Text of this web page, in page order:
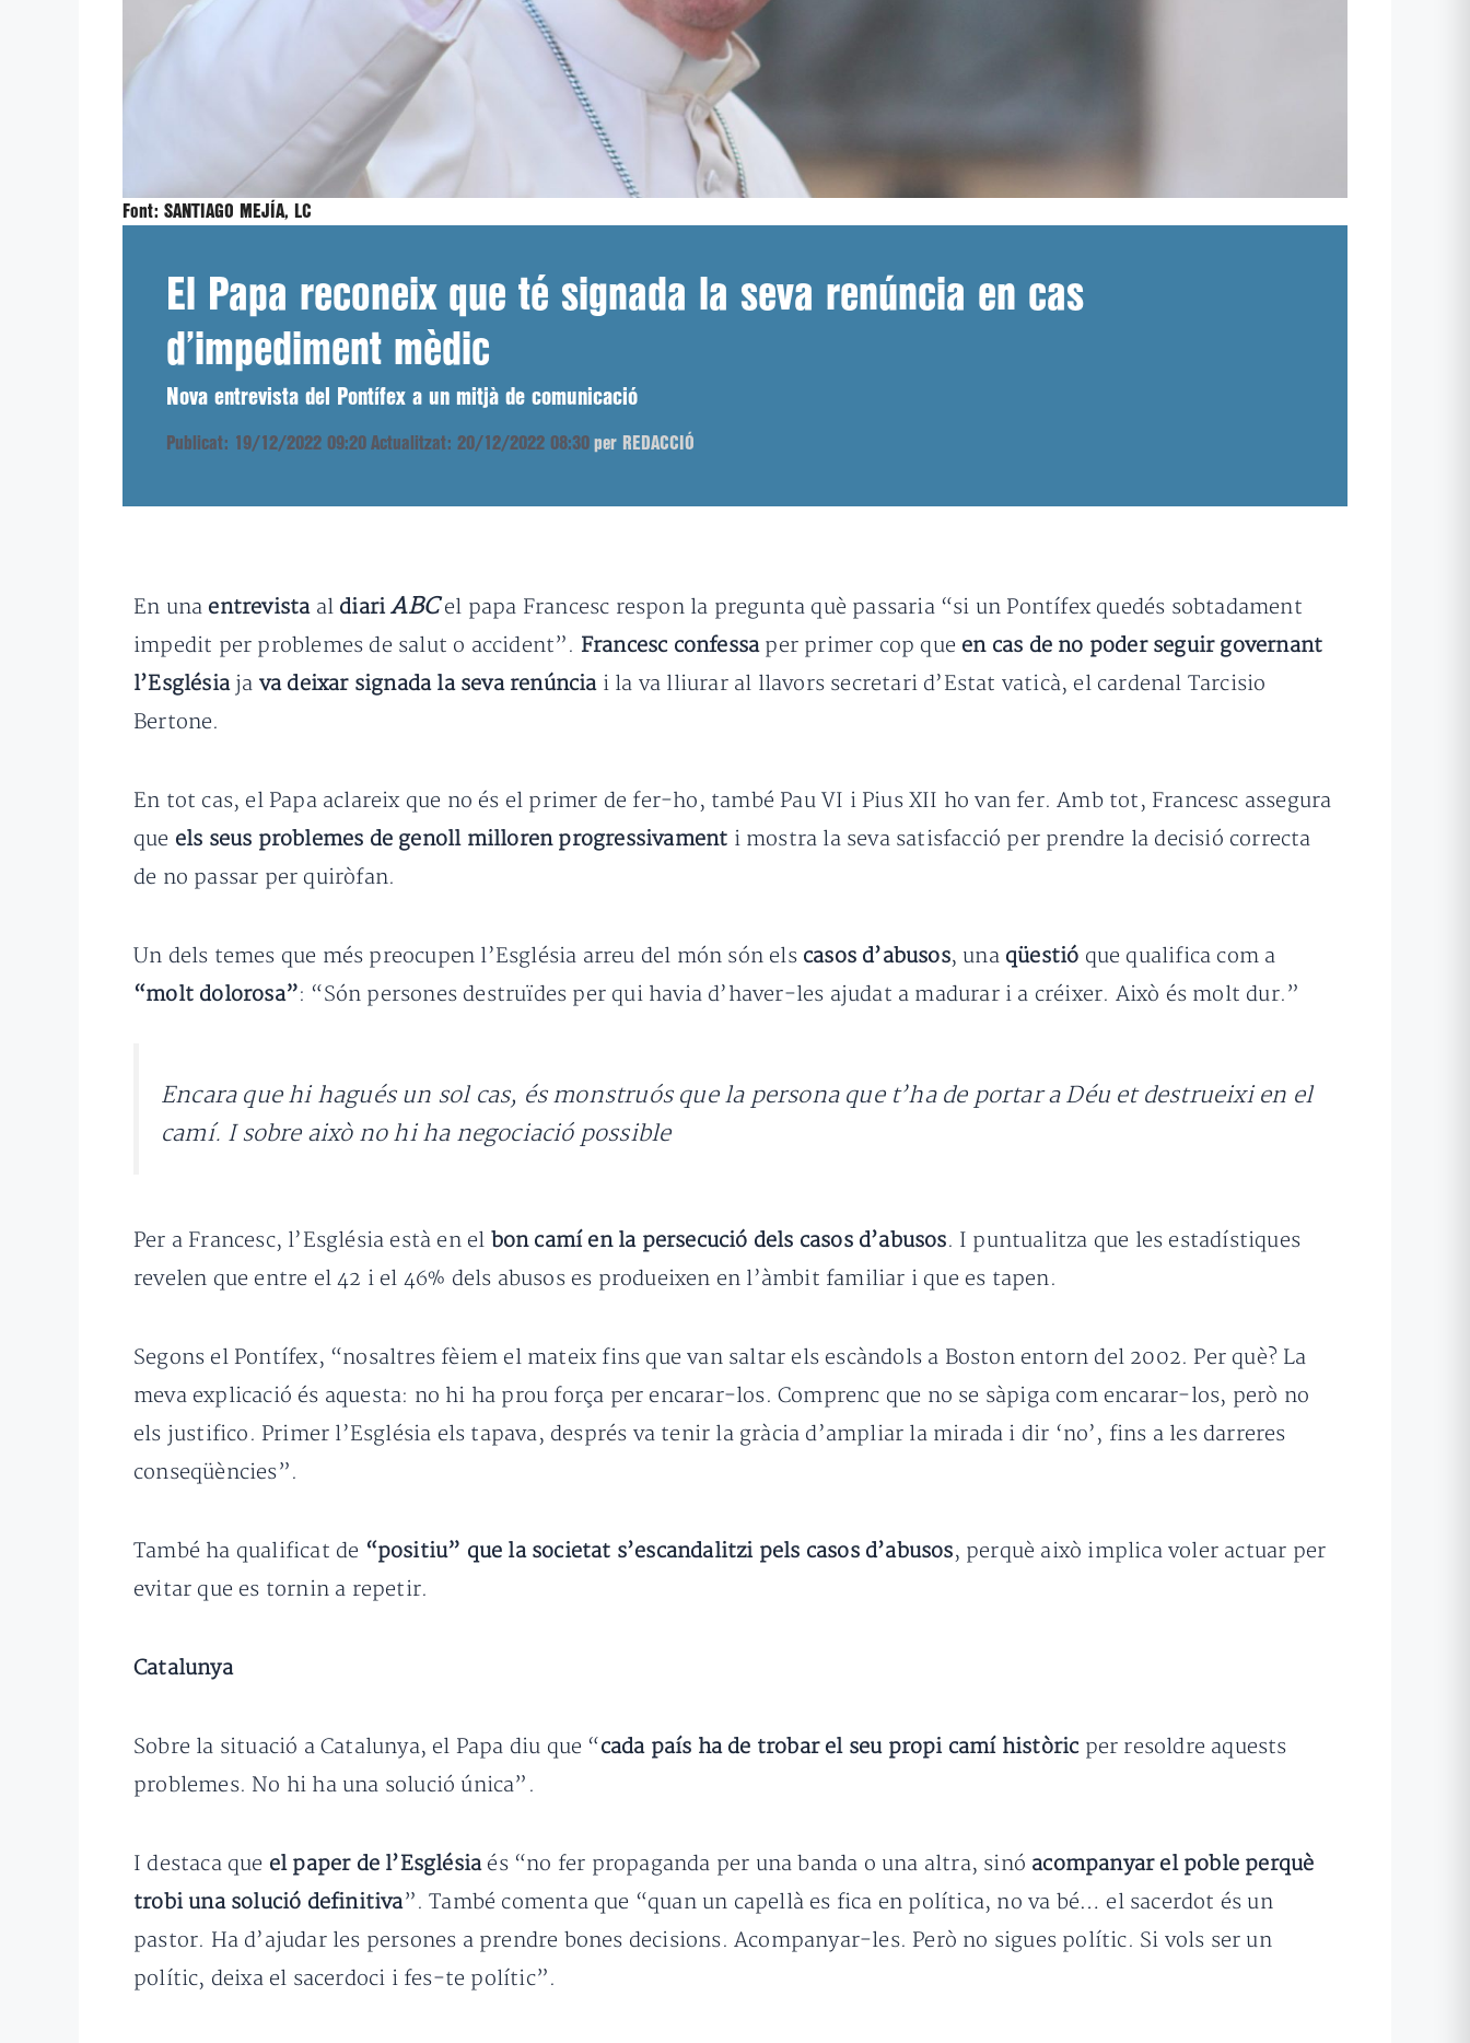
Font: SANTIAGO MEJÍA, LC
El Papa reconeix que té signada la seva renúncia en cas
d’impediment mèdic
Nova entrevista del Pontífex a un mitjà de comunicació
Publicat: 19/12/2022 09:20 Actualitzat: 20/12/2022 08:30 per REDACCIÓ
En una entrevista al diariABCel papa Francesc respon la pregunta què passaria “si un Pontífex quedés sobtadament
impedit per problemes de salut o accident”. Francesc confessa per primer cop que en cas de no poder seguir governant
l’Esglésiaja va deixar signada la seva renúnciai la va lliurar al llavors secretari d’Estat vaticà, el cardenal Tarcisio
Bertone.
En tot cas, el Papa aclareix que no és el primer de fer-ho, també Pau VI i Pius XII ho van fer. Amb tot, Francesc assegura
que els seus problemes de genoll milloren progressivament i mostra la seva satisfacció per prendre la decisió correcta
de no passar per quiròfan.
Un dels temes que més preocupen l’Església arreu del món són els casos d’abusos, una qüestió que qualifica com a
“molt dolorosa”: “Són persones destruïdes per qui havia d’haver-les ajudat a madurar i a créixer. Això és molt dur.”
Encara que hi hagués un sol cas, és monstruós que la persona que t’ha de portar a Déu et destrueixi en el
camí. I sobre això no hi ha negociació possible
Per a Francesc, l’Església està en el bon camí en la persecució dels casos d’abusos. I puntualitza que les estadístiques
revelen que entre el 42 i el 46% dels abusos es produeixen en l’àmbit familiar i que es tapen.
Segons el Pontífex, “nosaltres fèiem el mateix fins que van saltar els escàndols a Boston entorn del 2002. Per què? La
meva explicació és aquesta: no hi ha prou força per encarar-los. Comprenc que no se sàpiga com encarar-los, però no
els justifico. Primer l’Església els tapava, després va tenir la gràcia d’ampliar la mirada i dir ‘no’, fins a les darreres
conseqüències”.
També ha qualificat de “positiu” que la societat s’escandalitzi pels casos d’abusos, perquè això implica voler actuar per
evitar que es tornin a repetir.
Catalunya
Sobre la situació a Catalunya, el Papa diu que “cada país ha de trobar el seu propi camí històric per resoldre aquests
problemes. No hi ha una solució única”.
I destaca que el paper de l’Església és “no fer propaganda per una banda o una altra, sinó acompanyar el poble perquè
trobi una solució definitiva”. També comenta que “quan un capellà es fica en política, no va bé… el sacerdot és un
pastor. Ha d’ajudar les persones a prendre bones decisions. Acompanyar-les. Però no sigues polític. Si vols ser un
polític, deixa el sacerdoci i fes-te polític”.